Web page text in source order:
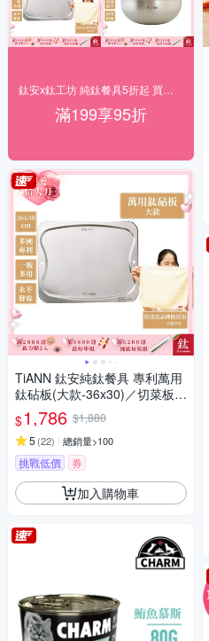
滿199享95折
TiANN 鈦安純鈦餐具 專利萬用
鈦砧板(大款-36x30)／切菜板／
砧盤／抗菌砧板／沾板／烘焙
烤盤／露營餐盤
$1,786 $1,880
5 (22) 總銷量>100
挑戰低價 券
加入購物車